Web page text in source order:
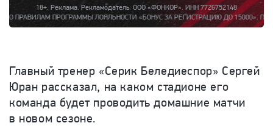
18+. Реклама. Рекламодатель: ООО «ФОНКОР». ИНН 7726752148
ПРОГРАММЫ ЛОЯЛЬНОСТИ «БОНУС ЗА РЕГИСТРАЦИЮ ДО 15000». ПОЛНАЯ
Главный тренер «Серик Беледиеспор» Сергей
Юран рассказал, на каком стадионе его
команда будет проводить домашние матчи
в новом сезоне.